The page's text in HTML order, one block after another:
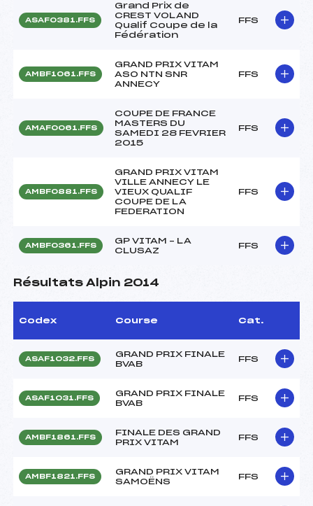
ASAF0381.FFS
Grand Prix de
CREST VOLAND
Qualif Coupe de la
Fédération
FFS
AMBF1061.FFS
GRAND PRIX VITAM
ASO NTN SNR
ANNECY
FFS
AMAF0061.FFS
COUPE DE FRANCE
MASTERS DU
SAMEDI 28 FEVRIER
2015
FFS
AMBF0881.FFS
GRAND PRIX VITAM
VILLE ANNECY LE
VIEUX QUALIF
COUPE DE LA
FEDERATION
FFS
AMBF0361.FFS
GP VITAM – LA
CLUSAZ
FFS
Résultats Alpin 2014
Codex Course Cat.
ASAF1032.FFS
GRAND PRIX FINALE
BVAB
FFS
ASAF1031.FFS
GRAND PRIX FINALE
BVAB
FFS
AMBF1861.FFS
FINALE DES GRAND
PRIX VITAM
FFS
AMBF1821.FFS
GRAND PRIX VITAM
SAMOËNS
FFS